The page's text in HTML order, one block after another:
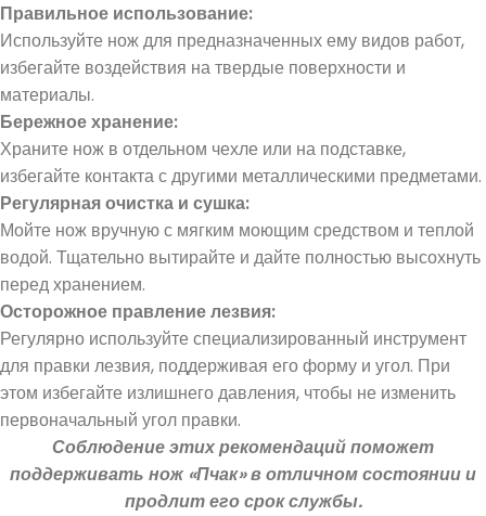
Правильное использование:
Используйте нож для предназначенных ему видов работ,
избегайте воздействия на твердые поверхности и
материалы.
Бережное хранение:
Храните нож в отдельном чехле или на подставке,
избегайте контакта с другими металлическими предметами.
Регулярная очистка и сушка:
Мойте нож вручную с мягким моющим средством и теплой
водой. Тщательно вытирайте и дайте полностью высохнуть
перед хранением.
Осторожное правление лезвия:
Регулярно используйте специализированный инструмент
для правки лезвия, поддерживая его форму и угол. При
этом избегайте излишнего давления, чтобы не изменить
первоначальный угол правки.
Соблюдение этих рекомендаций поможет
поддерживать нож «Пчак» в отличном состоянии и
продлит его срок службы.